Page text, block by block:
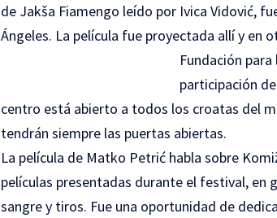
de Jakša Fiamengo leído por Ivica Vidović,
Ángeles. La película fue proyectada allí y en
Fundación
participación
centro está abierto a todos los croatas del
tendrán siempre las puertas abiertas.
La película de Matko Petrić habla sobre
películas presentadas durante el festival, en
sangre y tiros. Fue una oportunidad de